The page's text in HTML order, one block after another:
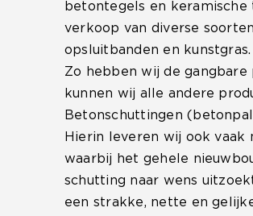
betontegels en
verkoop van diverse
opsluitbanden en
Zo hebben wij de
kunnen wij alle andere
Betonschuttingen
Hierin leveren wij ook
waarbij het gehele
schutting naar wens
een strakke, nette en